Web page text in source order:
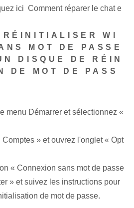
ici Comment réparer le chat e
RÉINITIALISER WI
MOT DE PASSE
DISQUE DE RÉIN
DE MOT DE PASS
menu Démarrer et sélectionnez «
» et ouvrez l'onglet « Opt
« Connexion sans mot de passe
» et suivez les instructions pour
de mot de passe.